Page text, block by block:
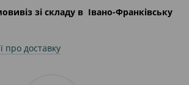
зі складу в Івано-Франківську
про доставку